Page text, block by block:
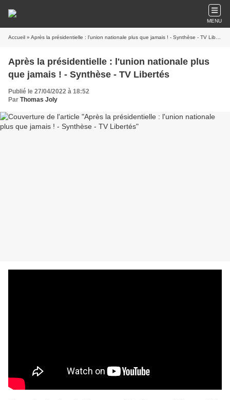
MENU
Accueil » Après la présidentielle : l'union nationale plus que jamais ! - Synthèse - TV Libertés
Après la présidentielle : l'union nationale plus
que jamais ! - Synthèse - TV Libertés
Publié le 27/04/2022 à 18:52
Par Thomas Joly